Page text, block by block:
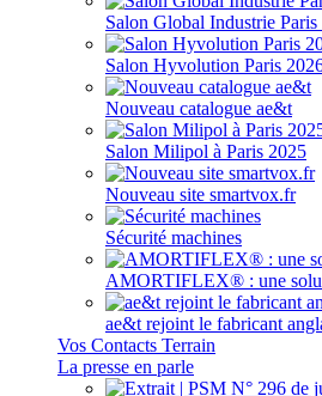
Salon Global Industrie Paris
Salon Hyvolution Paris
Nouveau catalogue ae&t
Salon Milipol à Paris 2025
Nouveau site smartvox.fr
Sécurité machines
AMORTIFLEX® : une
ae&t rejoint le fabricant
Vos Contacts Terrain
La presse en parle